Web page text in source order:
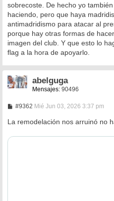
sobrecoste. De hecho yo
haciendo, pero que haya
antimadridismo para atacar al
porque hay otras formas de
imagen del club. Y que esto lo
flag a la hora de apoyarlo.
abelguga
Mensajes: 90496
#9362M
n
s
Mié Jun 03, 2026 3:37 pm
La remodelación nos arruinó no